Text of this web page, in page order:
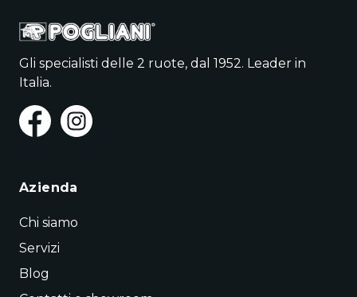
Gli specialisti delle 2 ruote, dal 1952. Leader in
Italia.
Azienda
Chi siamo
Servizi
Blog